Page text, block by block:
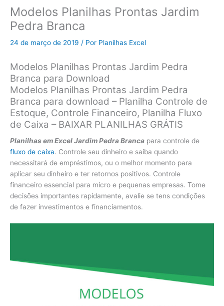
Modelos Planilhas Prontas Jardim
Pedra Branca
24 de março de 2019 / Por Planilhas Excel
Modelos Planilhas Prontas Jardim Pedra
Branca para Download
Modelos Planilhas Prontas Jardim Pedra
Branca para download – Planilha Controle de
Estoque, Controle Financeiro, Planilha Fluxo
de Caixa – BAIXAR PLANILHAS GRÁTIS
Planilhas em Excel Jardim Pedra Branca para controle de
fluxo de caixa. Controle seu dinheiro e saiba quando
necessitará de empréstimos, ou o melhor momento para
aplicar seu dinheiro e ter retornos positivos. Controle
financeiro essencial para micro e pequenas empresas. Tome
decisões importantes rapidamente, avalie se tens condições
de fazer investimentos e financiamentos.